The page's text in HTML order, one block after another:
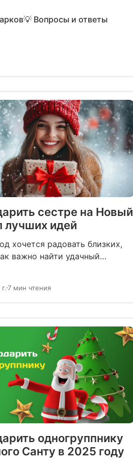
💡 Вопросы и ответы
сестре на Новый
лучших идей
хочется радовать близких,
важно найти удачный
и оригинальных подарков,
7 мин чтения
одногруппнику
Санту в 2025 году